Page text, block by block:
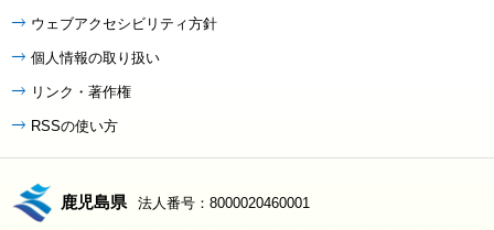
ウェブアクセシビリティ方針
個人情報の取り扱い
リンク・著作権
RSSの使い方
鹿児島県 法人番号：8000020460001